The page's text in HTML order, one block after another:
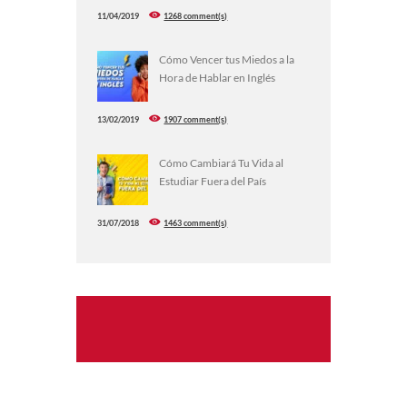
11/04/2019 1268 comment(s)
Cómo Vencer tus Miedos a la
Hora de Hablar en Inglés
13/02/2019 1907 comment(s)
Cómo Cambiará Tu Vida al
Estudiar Fuera del País
31/07/2018 1463 comment(s)